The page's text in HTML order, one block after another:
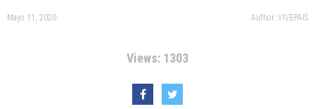
Mayo 11, 2020 Author: VIVEPAIS
Views: 1303